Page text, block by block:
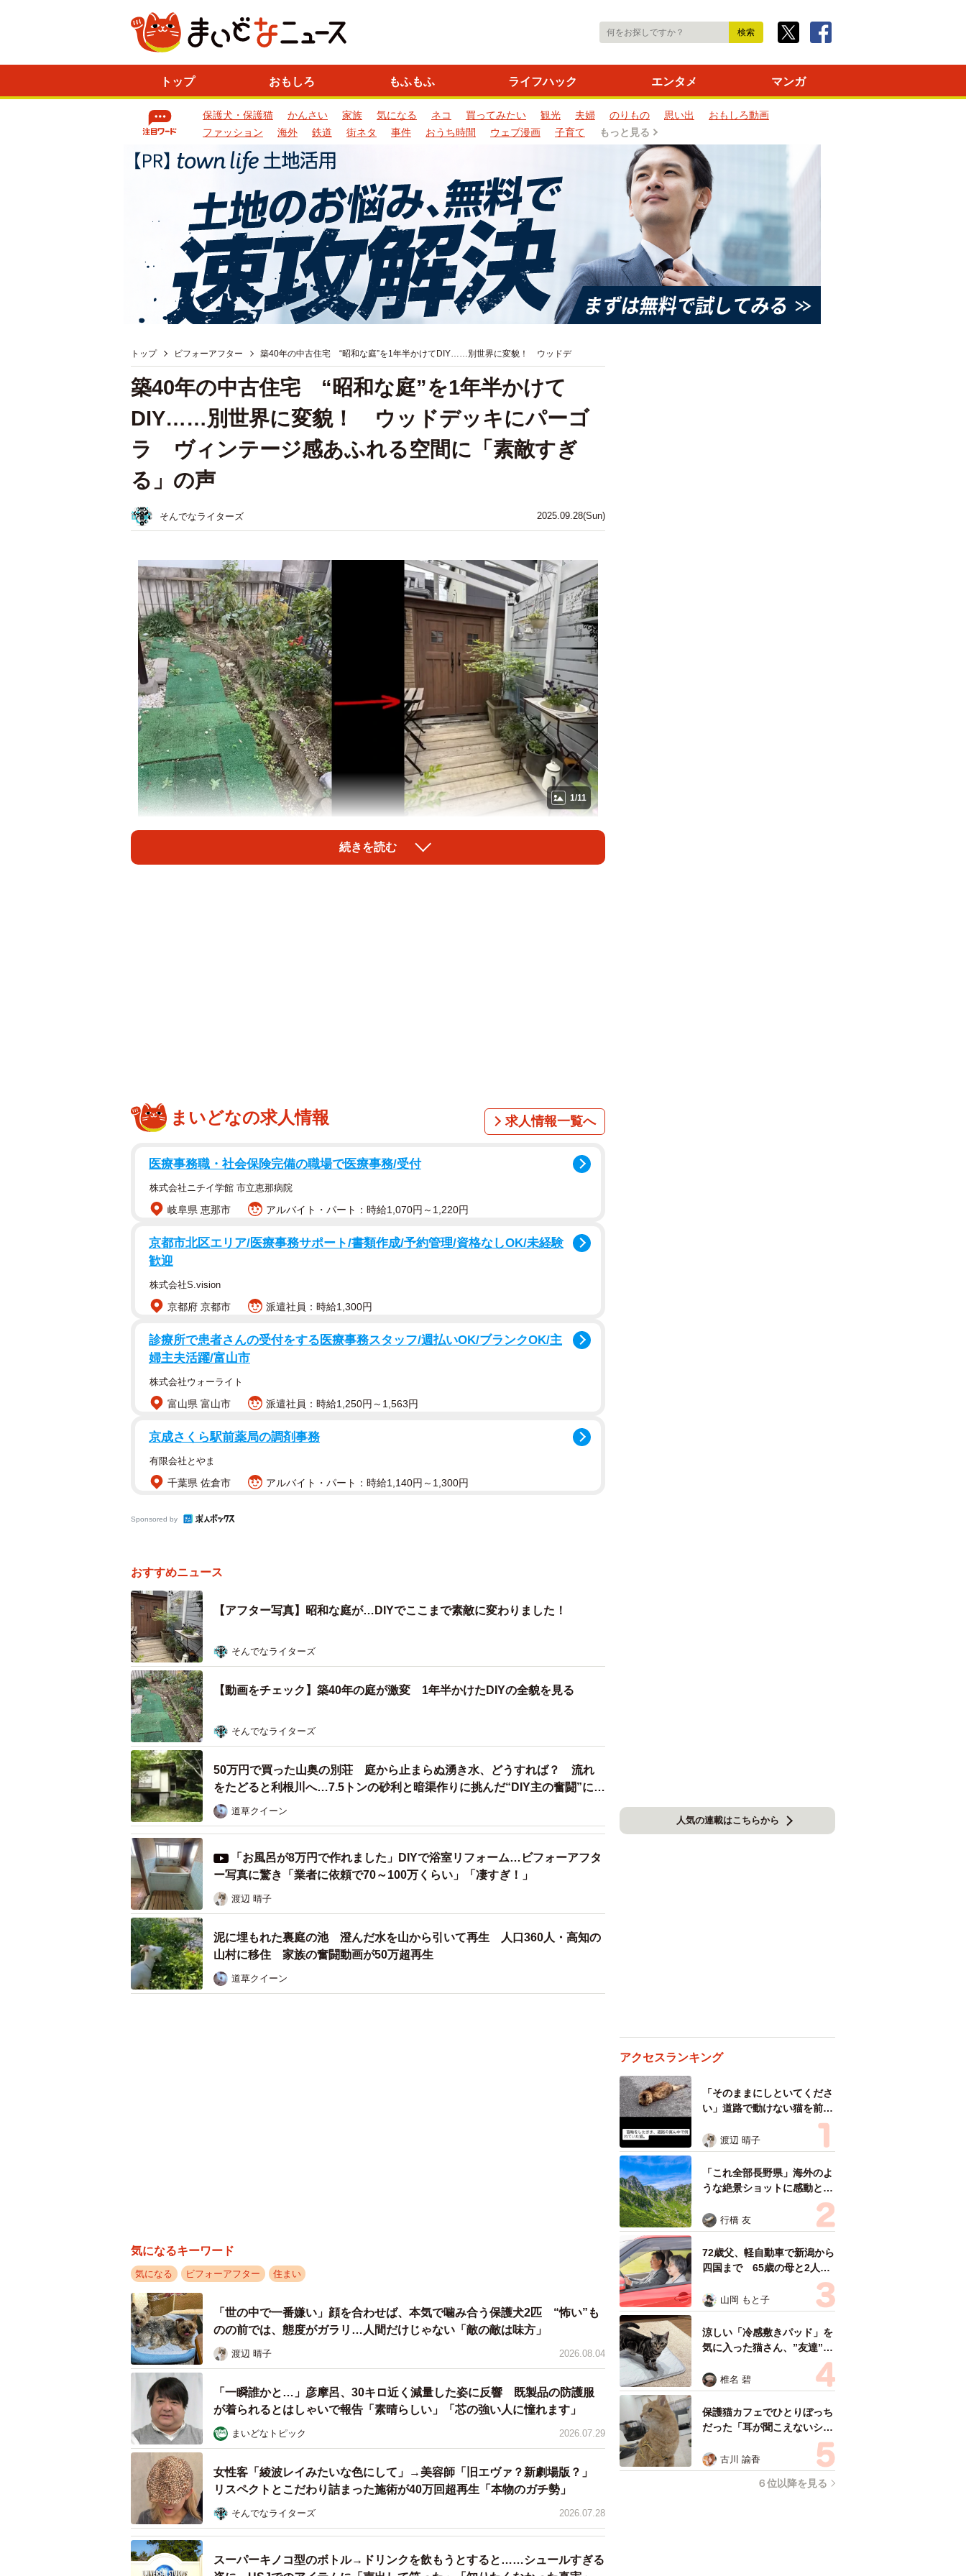
トップ おもしろ もふもふ ライフハック エンタメ マンガ
保護犬・保護猫 かんさい 家族 気になる ネコ 買ってみたい 観光 夫婦 のりもの 思い出
おもしろ動画
ファッション
海外 鉄道 街ネタ 事件 おうち時間 ウェブ漫画 子育て もっと見る
トップ ビフォーアフター 築40年の中古住宅 “昭和な庭”を1年半かけてDIY……別世界に変貌！ ウッドデ
2025.09.28(Sun)
築40年の中古住宅 “昭和な庭”を1年半かけて
DIY……別世界に変貌！ ウッドデッキにパーゴ
ラ ヴィンテージ感あふれる空間に「素敵すぎ
る」の声
そんでなライターズ
1/11
築40年の中古住宅にあった“昭和な庭”が、1年半にわたるDIYの末、まるで別世界のような空
中古物件としてこの家を購入した際、庭の状態は決して良好とは言えないものでしたが、
い空間へ変えていくつもりで購入したそうです。
2/11
築40年の家が、ここまで変わる！まるで映画のセットのよう／akaneさん（@DIY-akane24）提供
も同じような感覚で空間をイメージ。海外の庭や住宅の画像なども参考にしながら、頭の中
作業の中で最も大変だったのは、アルミフェンスの撤去から木製フェンスへの交換作業だっ
たといいます。
「野地板を乾燥させてサンダーを掛けてカットし、さらにキシラデコール（木材保護塗料）
を2回塗って…とにかく枚数が多かったので根気が必要でした」
フェンスは板のカットから手作業／akaneさん（@DIY-akane24）提供
取り付けは楽しい！／akaneさん（@DIY-akane24）提供
DIYは地道な作業が続き、一つの工程にも時間を要します。
続きを読む
まいどなの求人情報 求人情報一覧へ
医療事務職・社会保険完備の職場で医療事務/受付
株式会社ニチイ学館 市立恵那病院
岐阜県 恵那市 アルバイト・パート：時給1,070円～1,220円
京都市北区エリア/医療事務サポート/書類作成/予約管理/資格なしOK/未経験
歓迎
株式会社S.vision
京都府 京都市 派遣社員：時給1,300円
診療所で患者さんの受付をする医療事務スタッフ/週払いOK/ブランクOK/主
婦主夫活躍/富山市
株式会社ウォーライト
富山県 富山市 派遣社員：時給1,250円～1,563円
京成さくら駅前薬局の調剤事務
有限会社とやま
千葉県 佐倉市 アルバイト・パート：時給1,140円～1,300円
Sponsored by
おすすめニュース
【アフター写真】昭和な庭が…DIYでここまで素敵に変わりました！
そんでなライターズ
【動画をチェック】築40年の庭が激変 1年半かけたDIYの全貌を見る
そんでなライターズ
50万円で買った山奥の別荘 庭から止まらぬ湧き水、どうすれば？ 流れ
をたどると利根川へ…7.5トンの砂利と暗渠作りに挑んだ“DIY主の奮闘”に賞
賛の声
道草クイーン
「お風呂が8万円で作れました」DIYで浴室リフォーム…ビフォーアフタ
ー写真に驚き「業者に依頼で70～100万くらい」「凄すぎ！」
渡辺 晴子
泥に埋もれた裏庭の池 澄んだ水を山から引いて再生 人口360人・高知の
山村に移住 家族の奮闘動画が50万超再生
道草クイーン
気になるキーワード
気になる ビフォーアフター 住まい
「世の中で一番嫌い」顔を合わせば、本気で噛み合う保護犬2匹 “怖い”も
のの前では、態度がガラリ…人間だけじゃない「敵の敵は味方」
渡辺 晴子 2026.08.04
「一瞬誰かと…」彦摩呂、30キロ近く減量した姿に反響 既製品の防護服
が着られるとはしゃいで報告「素晴らしい」「芯の強い人に憧れます」
まいどなトピック 2026.07.29
女性客「綾波レイみたいな色にして」→美容師「旧エヴァ？新劇場版？」
リスペクトとこだわり詰まった施術が40万回超再生「本物のガチ勢」
そんでなライターズ 2026.07.28
スーパーキノコ型のボトル→ドリンクを飲もうとすると……シュールすぎる
人気の連載はこちらから
アクセスランキング
「そのままにしといてくださ
い」道路で動けない猫を前に
返された一言… 懸命に生き
ようとした4日間 「命の重
さはみんな同じ」保護団体代
表の訴え
渡辺 晴子
「これ全部長野県」海外のよ
うな絶景ショットに感動と反
響「離れてからいいところだ
ったんだって気づいた」
行橋 友
72歳父、軽自動車で新潟から
四国まで 65歳の母と2人で
3泊4日の旅 パーキングの休
憩まで分刻み… 「大学生で
も組まねえよ！」
山岡 もと子
涼しい「冷感敷きパッド」を
気に入った猫さん、”友達”を
ヨイショヨイショとご招待、
毛づくろいでおもてなし
椎名 碧
保護猫カフェでひとりぼっち
だった「耳が聞こえないシニ
ア猫」と運命の出会い→重度
のペットロスで適応障害だっ
た女性の人生が一変
古川 諭香
６位以降を見る